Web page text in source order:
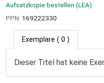
Aufsatzkopie bestellen (LEA)
PPN: 169222330
Exemplare ( 0 )
Dieser Titel hat keine